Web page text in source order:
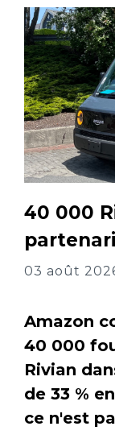
40 000
03 août
Amazon
40 000
Rivian
de 33 %
ce n'est